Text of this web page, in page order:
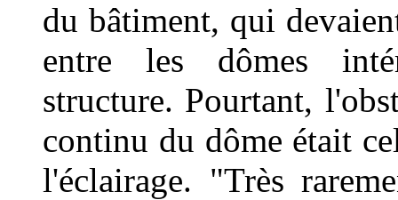
du bâtiment, qui
entre les dômes
structure. Pourtant,
continu du dôme était
l'éclairage. "Très